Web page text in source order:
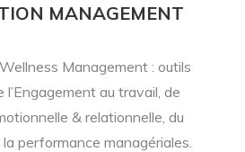
MANAGEMENT
Management : outils
l’Engagement au travail, de
& relationnelle, du
performance managériales.